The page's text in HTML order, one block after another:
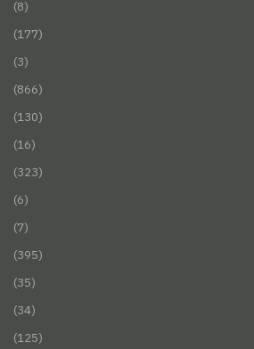
(8)
(177)
(3)
(866)
(130)
(16)
(323)
(6)
(7)
(395)
(35)
(34)
(125)